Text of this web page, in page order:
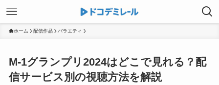
ホーム 配信作品 バラエティ
M-1グランプリ2024はどこで見れる？配
信サービス別の視聴方法を解説